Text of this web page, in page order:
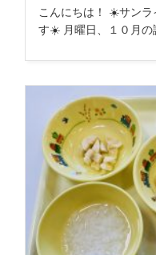
こんにちは！ ☀️サン
す☀️ 月曜日、１０月の